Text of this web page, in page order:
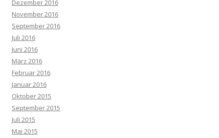
Dezember 2016
November 2016
September 2016
Juli 2016
Juni 2016
März 2016
Februar 2016
Januar 2016
Oktober 2015
September 2015
Juli 2015
Mai 2015